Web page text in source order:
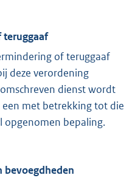
teruggaaf
of teruggaaf
deze verordening
dienst wordt
met betrekking tot die
opgenomen bepaling.
bevoegdheden